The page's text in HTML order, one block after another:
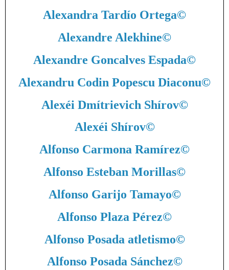
Alexandra Tardío Ortega©
Alexandre Alekhine©
Alexandre Goncalves Espada©
Alexandru Codin Popescu Diaconu©
Alexéi Dmítrievich Shírov©
Alexéi Shírov©
Alfonso Carmona Ramírez©
Alfonso Esteban Morillas©
Alfonso Garijo Tamayo©
Alfonso Plaza Pérez©
Alfonso Posada atletismo©
Alfonso Posada Sánchez©